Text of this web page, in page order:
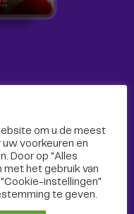
maar ook via social
om u de meest
voorkeuren en
Door op "Alles
het gebruik van
"Cookie-instellingen"
te geven.